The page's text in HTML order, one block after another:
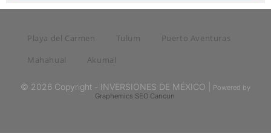
Playa del Carmen Tulum
Puerto Aventuras
Mahahual
Akumal
© 2026 Copyright - INVERSIONES DE MÉXICO |
Powered by
Graphemics SEO Cancun